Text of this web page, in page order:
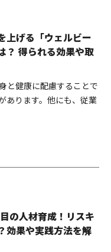
上げる「ウェルビー
？ 得られる効果や取
と健康に配慮することで
あります。他にも、従業
の人材育成！リスキ
効果や実践方法を解